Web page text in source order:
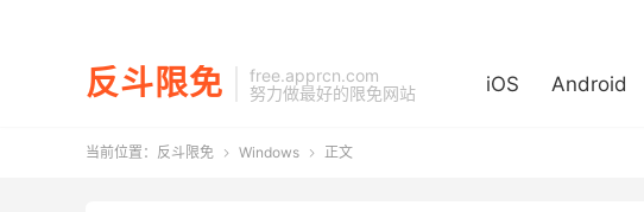
反斗限免
free.apprcn.com
努力做最好的限免网站
iOS Android
当前位置： 反斗限免  Windows  正文